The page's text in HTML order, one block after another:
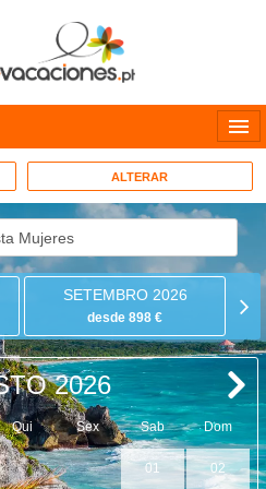
ALTERAR
SETEMBRO 2026
desde 898 €
2026
Qui Sex Sab Dom
01 02